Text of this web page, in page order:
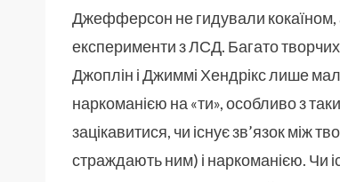
Джефферсон не гидували кокаїном,
експерименти з ЛСД. Багато
Джоплін і Джиммі Хендрікс лише
наркоманією на «ти», особливо з
зацікавитися, чи існує зв’язок між
страждають ним) і наркоманією. Чи